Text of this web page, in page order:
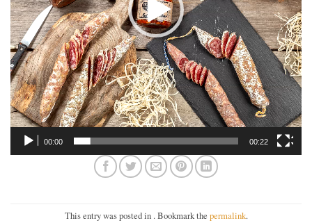
00:00 00:22
This entry was posted in . Bookmark the permalink.